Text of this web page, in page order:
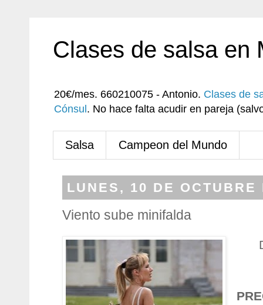
Clases de salsa en
20€/mes. 660210075 - Antonio. Clases de
Cónsul . No hace falta acudir en pareja
Salsa Campeon del Mundo
LUNES, 10 DE OCTUBRE
Viento sube minifalda